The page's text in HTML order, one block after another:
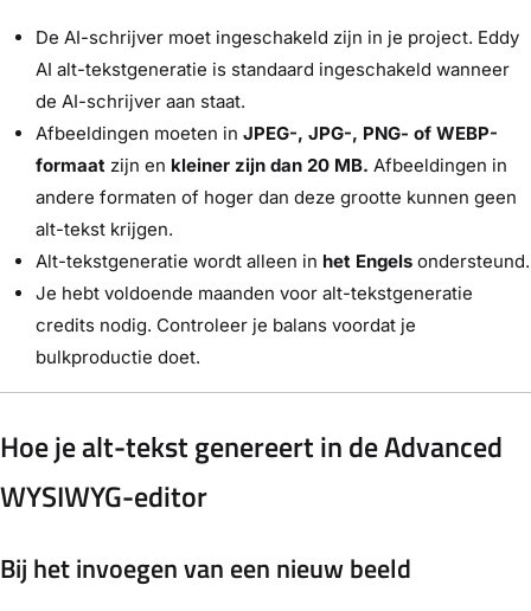
De AI-schrijver moet ingeschakeld zijn in je project. Eddy
AI alt-tekstgeneratie is standaard ingeschakeld wanneer
de AI-schrijver aan staat.
Afbeeldingen moeten in JPEG-, JPG-, PNG- of WEBP-
formaat zijn en kleiner zijn dan 20 MB. Afbeeldingen in
andere formaten of hoger dan deze grootte kunnen geen
alt-tekst krijgen.
Alt-tekstgeneratie wordt alleen in het Engels ondersteund.
Je hebt voldoende maanden voor alt-tekstgeneratie
credits nodig. Controleer je balans voordat je
bulkproductie doet.
Hoe je alt-tekst genereert in de Advanced
WYSIWYG-editor
Bij het invoegen van een nieuw beeld